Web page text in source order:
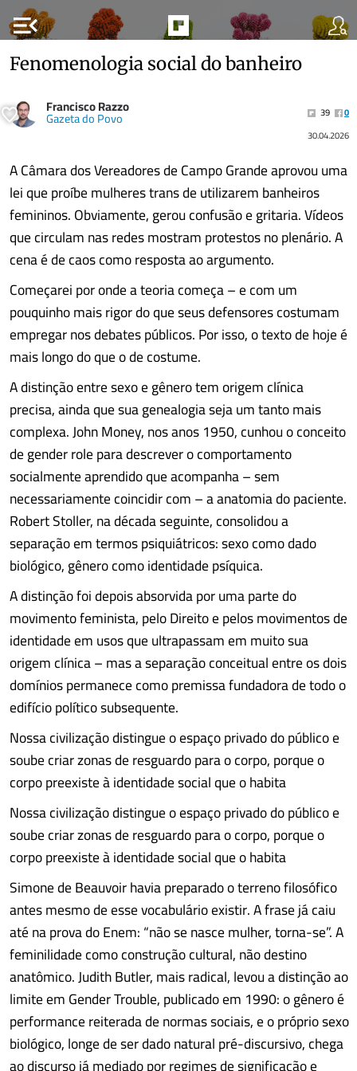
menu_open
Fenomenologia social do banheiro
Francisco Razzo
Gazeta do Povo 39
0
30.04.2026
A Câmara dos Vereadores de Campo Grande aprovou uma
lei que proíbe mulheres trans de utilizarem banheiros
femininos. Obviamente, gerou confusão e gritaria. Vídeos
que circulam nas redes mostram protestos no plenário. A
cena é de caos como resposta ao argumento.
Começarei por onde a teoria começa – e com um
pouquinho mais rigor do que seus defensores costumam
empregar nos debates públicos. Por isso, o texto de hoje é
mais longo do que o de costume.
A distinção entre sexo e gênero tem origem clínica
precisa, ainda que sua genealogia seja um tanto mais
complexa. John Money, nos anos 1950, cunhou o conceito
de gender role para descrever o comportamento
socialmente aprendido que acompanha – sem
necessariamente coincidir com – a anatomia do paciente.
Robert Stoller, na década seguinte, consolidou a
separação em termos psiquiátricos: sexo como dado
biológico, gênero como identidade psíquica.
A distinção foi depois absorvida por uma parte do
movimento feminista, pelo Direito e pelos movimentos de
identidade em usos que ultrapassam em muito sua
origem clínica – mas a separação conceitual entre os dois
domínios permanece como premissa fundadora de todo o
edifício político subsequente.
Nossa civilização distingue o espaço privado do público e
soube criar zonas de resguardo para o corpo, porque o
corpo preexiste à identidade social que o habita
Nossa civilização distingue o espaço privado do público e
soube criar zonas de resguardo para o corpo, porque o
corpo preexiste à identidade social que o habita
Simone de Beauvoir havia preparado o terreno filosófico
antes mesmo de esse vocabulário existir. A frase já caiu
até na prova do Enem: “não se nasce mulher, torna-se”. A
feminilidade como construção cultural, não destino
anatômico. Judith Butler, mais radical, levou a distinção ao
limite em Gender Trouble, publicado em 1990: o gênero é
performance reiterada de normas sociais, e o próprio sexo
biológico, longe de ser dado natural pré-discursivo, chega